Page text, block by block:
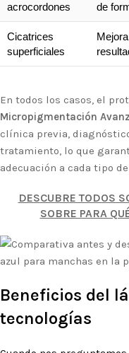
acrocordones
de
Cicatrices
superficiales
En todos los casos, el
Micropigmentación
clínica previa,
tratamiento, lo que
adecuación a cada tipo
DESCUBRE TODOS
SOBRE PARA
Beneficios del
tecnologías